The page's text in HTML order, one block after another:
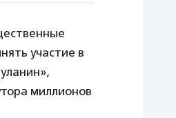
участие в
миллионов